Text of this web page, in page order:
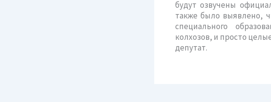
будут озвучены
также было выявлено,
специального
колхозов, и просто
депутат.